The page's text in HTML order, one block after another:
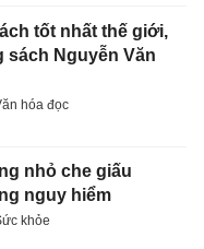
tốt nhất thế giới,
Nguyễn Văn
hóa đọc
nhỏ che giấu
nguy hiểm
khỏe